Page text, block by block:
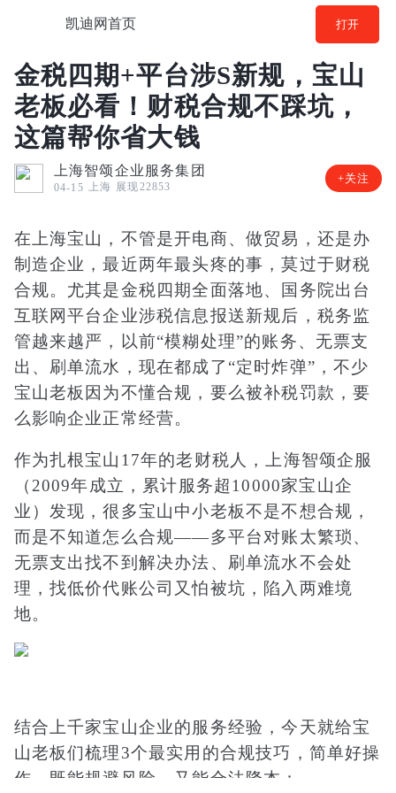
凯迪网首页 打开
金税四期+平台涉S新规，宝山
老板必看！财税合规不踩坑，
这篇帮你省大钱
上海智颂企业服务集团
04-15 上海 展现22853
+关注
在上海宝山，不管是开电商、做贸易，还是办
制造企业，最近两年最头疼的事，莫过于财税
合规。尤其是金税四期全面落地、国务院出台
互联网平台企业涉税信息报送新规后，税务监
管越来越严，以前“模糊处理”的账务、无票支
出、刷单流水，现在都成了“定时炸弹”，不少
宝山老板因为不懂合规，要么被补税罚款，要
么影响企业正常经营。
作为扎根宝山17年的老财税人，上海智颂企服
（2009年成立，累计服务超10000家宝山企
业）发现，很多宝山中小老板不是不想合规，
而是不知道怎么合规——多平台对账太繁琐、
无票支出找不到解决办法、刷单流水不会处
理，找低价代账公司又怕被坑，陷入两难境
地。
结合上千家宝山企业的服务经验，今天就给宝
山老板们梳理3个最实用的合规技巧，简单好操
作，既能规避风险，又能合法降本：